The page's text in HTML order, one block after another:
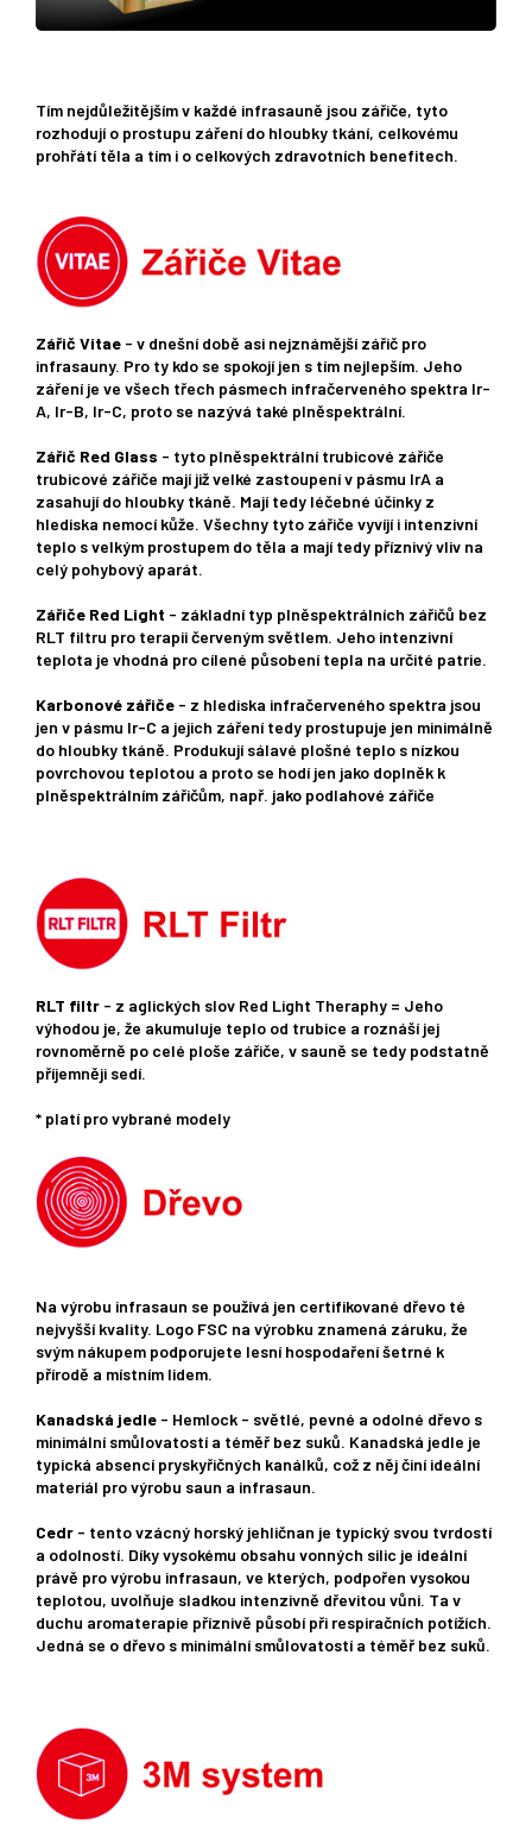
Tím nejdůležitějším v každé infrasauně jsou zářiče, tyto
rozhodují o prostupu záření do hloubky tkání, celkovému
prohřátí těla a tím i o celkových zdravotních benefitech.
Zářič Vitae - v dnešní době asi nejznámější zářič pro
infrasauny. Pro ty kdo se spokojí jen s tím nejlepším. Jeho
záření je ve všech třech pásmech infračerveného spektra Ir-
A, Ir-B, Ir-C, proto se nazývá také plněspektrální.
Zářič Red Glass - tyto plněspektrální trubicové zářiče
trubicové zářiče mají již velké zastoupení v pásmu IrA a
zasahují do hloubky tkáně. Mají tedy léčebné účinky z
hlediska nemocí kůže. Všechny tyto zářiče vyvíjí i intenzivní
teplo s velkým prostupem do těla a mají tedy příznivý vliv na
celý pohybový aparát.
Zářiče Red Light - základní typ plněspektrálních zářičů bez
RLT filtru pro terapii červeným světlem. Jeho intenzivní
teplota je vhodná pro cílené působení tepla na určité patrie.
Karbonové zářiče - z hlediska infračerveného spektra jsou
jen v pásmu Ir-C a jejich záření tedy prostupuje jen minimálně
do hloubky tkáně. Produkují sálavé plošné teplo s nízkou
povrchovou teplotou a proto se hodí jen jako doplněk k
plněspektrálním zářičům, např. jako podlahové zářiče
RLT filtr - z aglických slov Red Light Theraphy = Jeho
výhodou je, že akumuluje teplo od trubice a roznáší jej
rovnoměrně po celé ploše zářiče, v sauně se tedy podstatně
příjemněji sedí.
* platí pro vybrané modely
Na výrobu infrasaun se používá jen certifikované dřevo té
nejvyšší kvality. Logo FSC na výrobku znamená záruku, že
svým nákupem podporujete lesní hospodaření šetrné k
přírodě a místním lidem.
Kanadská jedle - Hemlock - světlé, pevné a odolné dřevo s
minimální smůlovatostí a téměř bez suků. Kanadská jedle je
typická absencí pryskyřičných kanálků, což z něj činí ideální
materiál pro výrobu saun a infrasaun.
Cedr - tento vzácný horský jehličnan je typický svou tvrdostí
a odolností. Díky vysokému obsahu vonných silic je ideální
právě pro výrobu infrasaun, ve kterých, podpořen vysokou
teplotou, uvolňuje sladkou intenzivně dřevitou vůni. Ta v
duchu aromaterapie příznivě působí při respiračních potížích.
Jedná se o dřevo s minimální smůlovatostí a téměř bez suků.